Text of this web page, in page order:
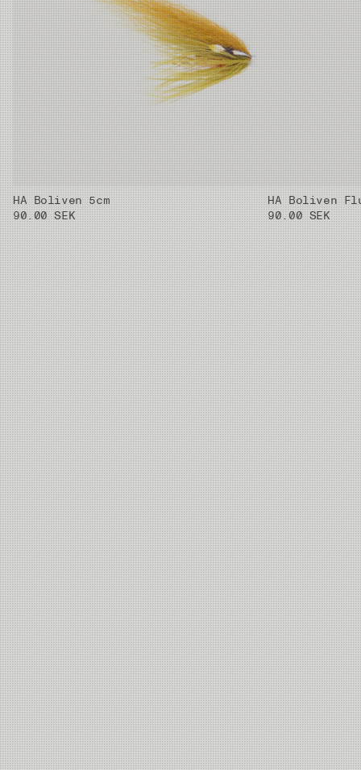
HA Boliven 5cm
90.00 SEK
HA Boliven
90.00 SEK